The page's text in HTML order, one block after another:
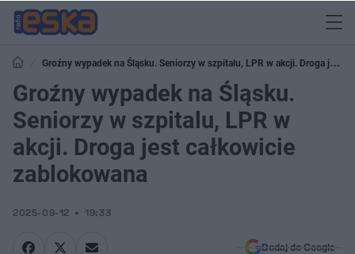
Groźny wypadek na Śląsku. Seniorzy w szpitalu, LPR w akcji. Droga jest
całkowicie zablokowana
Groźny wypadek na Śląsku.
Seniorzy w szpitalu, LPR w
akcji. Droga jest całkowicie
zablokowana
2025-09-12 19:33
Dodaj do Google